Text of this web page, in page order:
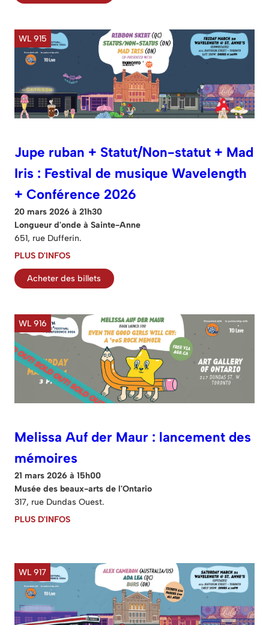
WL 915
Jupe ruban + Statut/Non-statut + Mad
Iris : Festival de musique Wavelength
+ Conférence 2026
20 mars 2026 à 21h30
Longueur d'onde à Sainte-Anne
651, rue Dufferin.
PLUS D'INFOS
Acheter des billets
WL 916
Melissa Auf der Maur : lancement des
mémoires
21 mars 2026 à 15h00
Musée des beaux-arts de l'Ontario
317, rue Dundas Ouest.
PLUS D'INFOS
WL 917